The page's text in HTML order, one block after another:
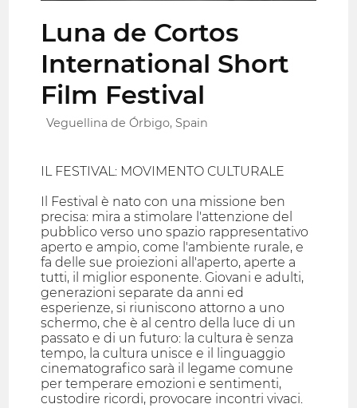
Luna de Cortos
International Short
Film Festival
Veguellina de Órbigo, Spain
IL FESTIVAL: MOVIMENTO CULTURALE
Il Festival è nato con una missione ben
precisa: mira a stimolare l'attenzione del
pubblico verso uno spazio rappresentativo
aperto e ampio, come l'ambiente rurale, e
fa delle sue proiezioni all'aperto, aperte a
tutti, il miglior esponente. Giovani e adulti,
generazioni separate da anni ed
esperienze, si riuniscono attorno a uno
schermo, che è al centro della luce di un
passato e di un futuro: la cultura è senza
tempo, la cultura unisce e il linguaggio
cinematografico sarà il legame comune
per temperare emozioni e sentimenti,
custodire ricordi, provocare incontri vivaci.